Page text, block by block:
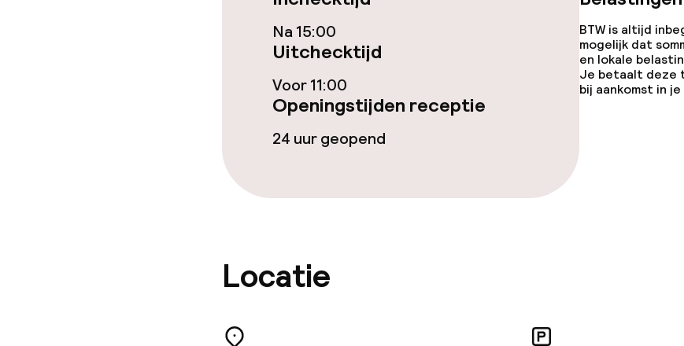
Eet- en drinkdiensten
Roomservice
Na 15:00
Uitchecktijd
Voor 11:00
Openingstijden receptie
24 uur geopend
BTW is altijd
mogelijk dat
en lokale
Je betaalt deze
bij aankomst in
Locatie